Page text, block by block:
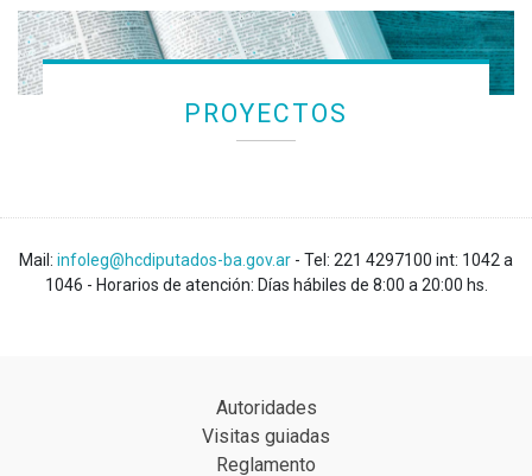
PROYECTOS
Mail: infoleg@hcdiputados-ba.gov.ar - Tel: 221 4297100 int: 1042 a
1046 - Horarios de atención: Días hábiles de 8:00 a 20:00 hs.
Autoridades
Visitas guiadas
Reglamento